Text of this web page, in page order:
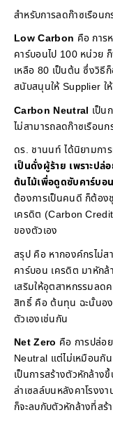
สำหรับการลดก๊าซเรือน
Low Carbon คือ การ
คาร์บอนไป 100 หน่วย
เหลือ 80 เป็นต้น ซึ่งวิธี
สนับสนุนให้ Supplier ใ
Carbon Neutral เป็น
ไม่สามารถลดก๊าซเรือน
ดร. ชานนท์ ได้นิยามการ
เป็นดั่งผู้ร้าย เพราะปล่
ต้นไม้เพื่อดูดซับคาร์บอ
ต้องการเป็นคนดี ก็ต้อง
เครดิต (Carbon
ของตัวเอง
สรุป คือ หากองค์กรไม่ส
คาร์บอน เครดิต มาหัก
เสริมให้อุตสาหกรรมลด
สิทธิ์ คือ ต้นทุน ฉะนั้นอ
ตัวเองเช่นกัน
Net Zero คือ การปล่อ
Neutral แต่ไม่เหมือนกั
เป็นการสร้างตัวหักล้าง
ล่าเซลล์บนหลังคาโรงง
ก็จะลบกับตัวหักล้างที่สร้